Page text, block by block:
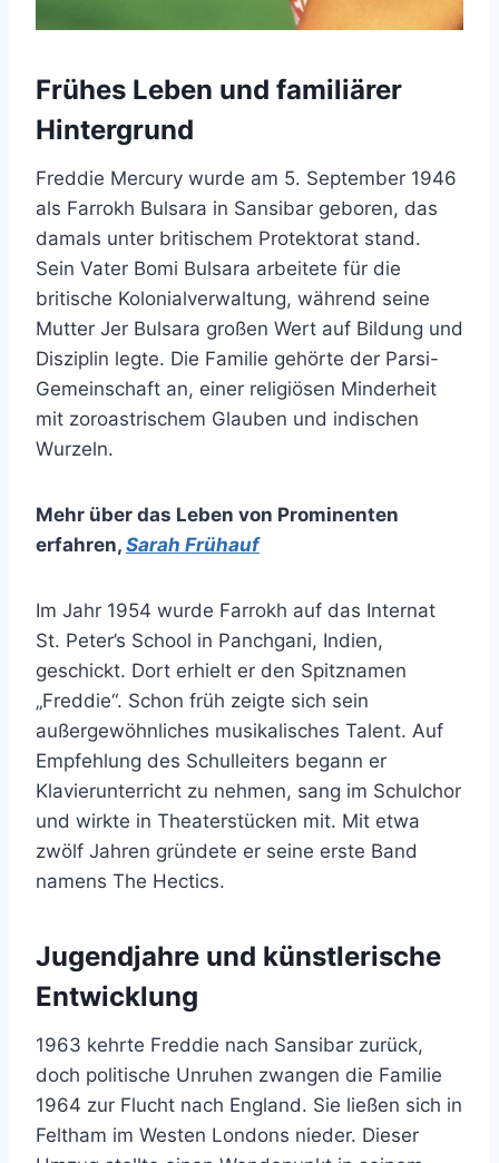
Frühes Leben und familiärer
Hintergrund
Freddie Mercury wurde am 5. September 1946
als Farrokh Bulsara in Sansibar geboren, das
damals unter britischem Protektorat stand.
Sein Vater Bomi Bulsara arbeitete für die
britische Kolonialverwaltung, während seine
Mutter Jer Bulsara großen Wert auf Bildung und
Disziplin legte. Die Familie gehörte der Parsi-
Gemeinschaft an, einer religiösen Minderheit
mit zoroastrischem Glauben und indischen
Wurzeln.
Mehr über das Leben von Prominenten
erfahren, Sarah Frühauf
Im Jahr 1954 wurde Farrokh auf das Internat
St. Peter’s School in Panchgani, Indien,
geschickt. Dort erhielt er den Spitznamen
„Freddie“. Schon früh zeigte sich sein
außergewöhnliches musikalisches Talent. Auf
Empfehlung des Schulleiters begann er
Klavierunterricht zu nehmen, sang im Schulchor
und wirkte in Theaterstücken mit. Mit etwa
zwölf Jahren gründete er seine erste Band
namens The Hectics.
Jugendjahre und künstlerische
Entwicklung
1963 kehrte Freddie nach Sansibar zurück,
doch politische Unruhen zwangen die Familie
1964 zur Flucht nach England. Sie ließen sich in
Feltham im Westen Londons nieder. Dieser